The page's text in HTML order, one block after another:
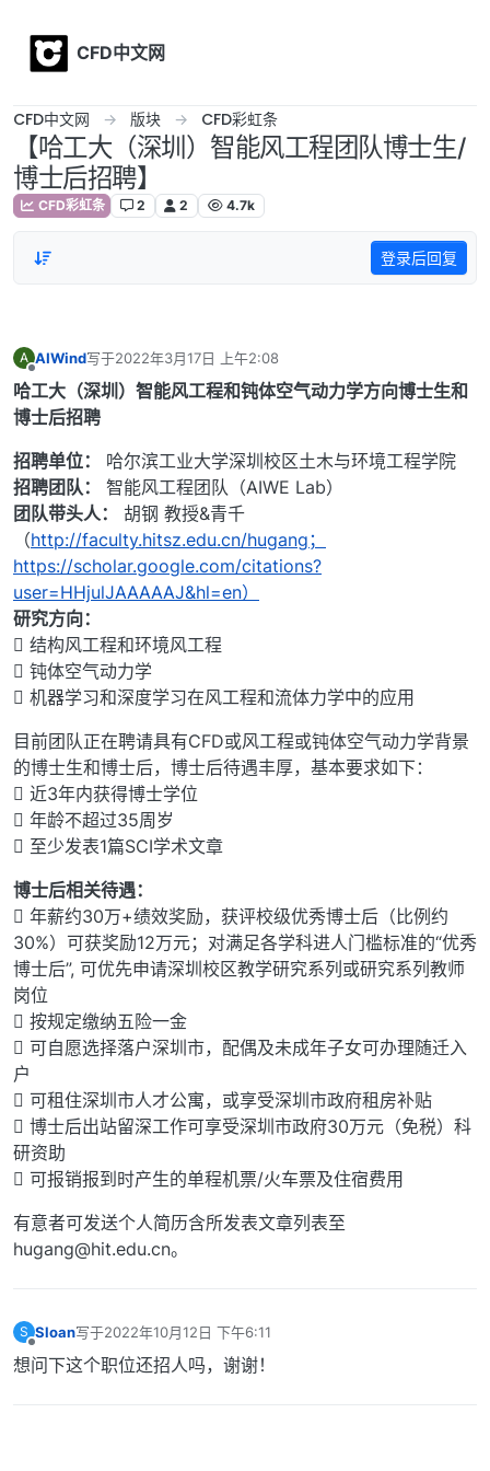
CFD中文网
CFD中文网 版块 CFD彩虹条
【哈工大（深圳）智能风工程团队博士生/
博士后招聘】
CFD彩虹条 2 2 4.7k
登录后回复
A
离线
AIWind写于2022年3月17日 上午2:08
最后由 编辑
哈工大（深圳）智能风工程和钝体空气动力学方向博士生和
博士后招聘
招聘单位：
哈尔滨工业大学深圳校区土木与环境工程学院
招聘团队：
智能风工程团队（AIWE Lab）
团队带头人：
胡钢 教授&青千
（http://faculty.hitsz.edu.cn/hugang；
https://scholar.google.com/citations?
user=HHjulJAAAAAJ&hl=en）
研究方向：
 结构风工程和环境风工程
 钝体空气动力学
 机器学习和深度学习在风工程和流体力学中的应用
目前团队正在聘请具有CFD或风工程或钝体空气动力学背景
的博士生和博士后，博士后待遇丰厚，基本要求如下：
 近3年内获得博士学位
 年龄不超过35周岁
 至少发表1篇SCI学术文章
博士后相关待遇：
 年薪约30万+绩效奖励，获评校级优秀博士后（比例约
30%）可获奖励12万元；对满足各学科进人门槛标准的“优秀
博士后”, 可优先申请深圳校区教学研究系列或研究系列教师
岗位
 按规定缴纳五险一金
 可自愿选择落户深圳市，配偶及未成年子女可办理随迁入
户
 可租住深圳市人才公寓，或享受深圳市政府租房补贴
 博士后出站留深工作可享受深圳市政府30万元（免税）科
研资助
 可报销报到时产生的单程机票/火车票及住宿费用
有意者可发送个人简历含所发表文章列表至
hugang@hit.edu.cn。
S
离线
Sloan写于2022年10月12日 下午6:11
最后由 编辑
想问下这个职位还招人吗，谢谢！